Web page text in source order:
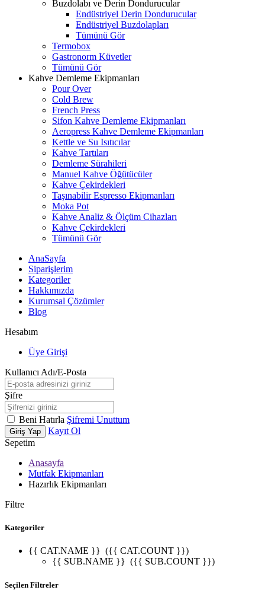
Buzdolabı ve Derin Dondurucular
Endüstriyel Derin Dondurucular
Endüstriyel Buzdolapları
Tümünü Gör
Termobox
Gastronorm Küvetler
Tümünü Gör
Kahve Demleme Ekipmanları
Pour Over
Cold Brew
French Press
Sifon Kahve Demleme Ekipmanları
Aeropress Kahve Demleme Ekipmanları
Kettle ve Su Isıtıcılar
Kahve Tartıları
Demleme Sürahileri
Manuel Kahve Öğütücüler
Kahve Çekirdekleri
Taşınabilir Espresso Ekipmanları
Moka Pot
Kahve Analiz & Ölçüm Cihazları
Kahve Çekirdekleri
Tümünü Gör
AnaSayfa
Siparişlerim
Kategoriler
Hakkımızda
Kurumsal Çözümler
Blog
Hesabım
Üye Girişi
Kullanıcı Adı/E-Posta
Şifre
Beni Hatırla Şifremi Unuttum
Giriş Yap
Kayıt Ol
Sepetim
Anasayfa
Mutfak Ekipmanları
Hazırlık Ekipmanları
Filtre
Kategoriler
{{ CAT.NAME }} ({{ CAT.COUNT }})
{{ SUB.NAME }} ({{ SUB.COUNT }})
Seçilen Filtreler